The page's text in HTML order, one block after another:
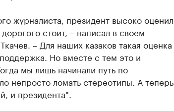
журналиста, президент высоко оценил
стоит, – написал в своем
– Для наших казаков такая оценка
Но вместе с тем это и
мы лишь начинали путь по
непросто ломать стереотипы. А теперь
и президента".